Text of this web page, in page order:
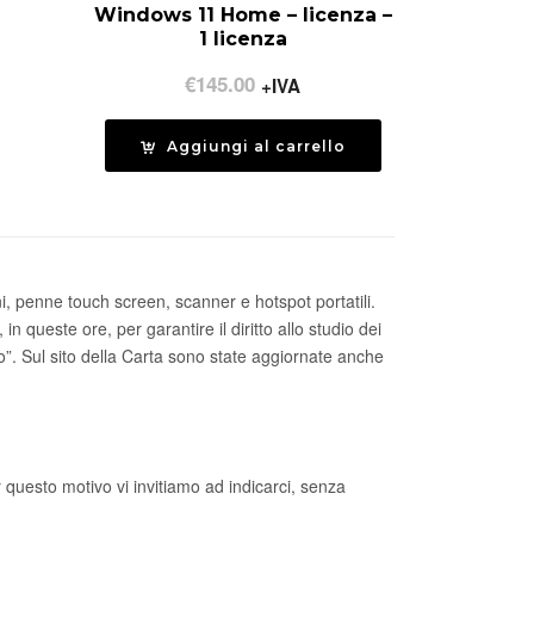
Windows 11 Home – licenza –
1 licenza
€145.00 +IVA
Aggiungi al carrello
penne touch screen, scanner e hotspot portatili.
queste ore, per garantire il diritto allo studio dei
Sul sito della Carta sono state aggiornate anche
motivo vi invitiamo ad indicarci, senza